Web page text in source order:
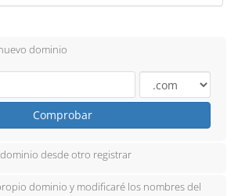
dominio
Comprobar
desde otro registrar
dominio y modificaré los nombres del